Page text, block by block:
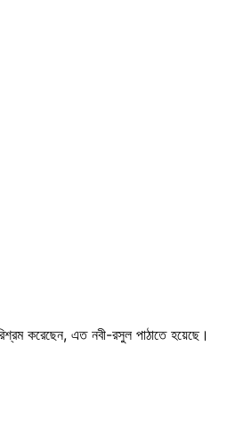
করেছেন, এত নবী-রসুল পাঠাতে হয়েছে।